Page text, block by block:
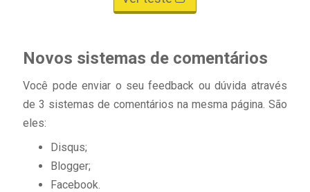
Novos sistemas de comentários
Você pode enviar o seu feedback ou dúvida através
de 3 sistemas de comentários na mesma página. São
eles:
Disqus;
Blogger;
Facebook.